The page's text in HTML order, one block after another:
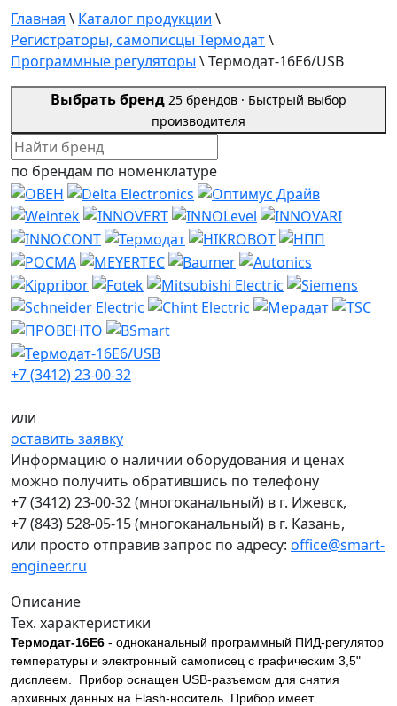
Главная \ Каталог продукции \
Регистраторы, самописцы Термодат\
Программные регуляторы \Термодат-16Е6/USB
Выбрать бренд 25 брендов · Быстрый выбор
производителя
по брендам по номенклатуре
+7 (3412) 23-00-32
или
оставить заявку
Информацию о наличии оборудования и ценах
можно получить обратившись по телефону
+7 (3412) 23-00-32(многоканальный) в г. Ижевск,
+7 (843) 528-05-15(многоканальный) в г. Казань,
или просто отправив запрос по адресу: office@smart-
engineer.ru
Описание
Тех. характеристики
Термодат-16Е6 - одноканальный программный ПИД-регулятор
температуры и электронный самописец с графическим 3,5"
дисплеем. Прибор оснащен USB-разъемом для снятия
архивных данных на Flash-носитель. Прибор имеет